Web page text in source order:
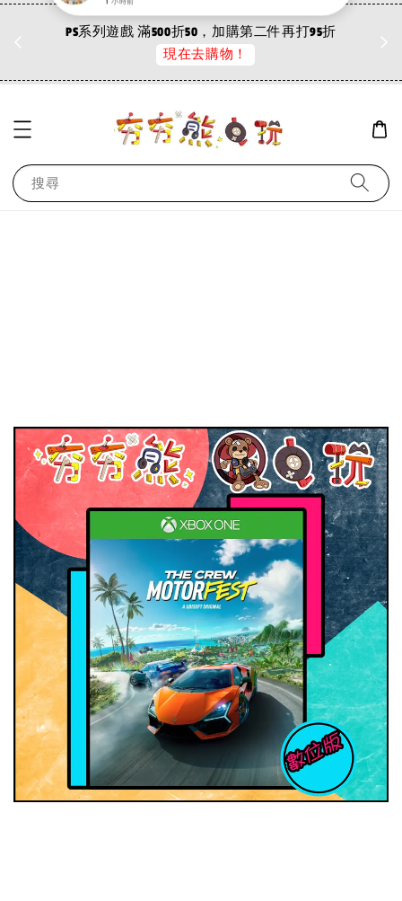
PS系列遊戲 滿500折50，加購第二件再打95折
現在去購物！
搜尋